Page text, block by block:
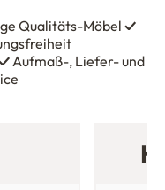
Qualitäts-Möbel✓
Aufmaß-, Liefer- und